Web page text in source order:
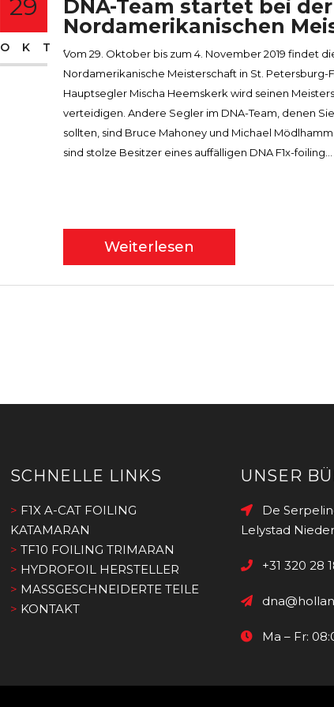
29
OKT.
DNA-Team startet bei der
Nordamerikanischen
Vom 29. Oktober bis zum 4. November 2019 findet
Nordamerikanische Meisterschaft in St. Petersburg-
Hauptsegler Mischa Heemskerk wird seinen
verteidigen. Andere Segler im DNA-Team, denen
sollten, sind Bruce Mahoney und Michael
sind stolze Besitzer eines auffälligen DNA F1x-foiling...
Weiterlesen
SCHNELLE LINKS
> F1X A-CAT FOILING
KATAMARAN
> TF10 FOILING TRIMARAN
> HYDROFOIL HERSTELLER
> MASSGESCHNEIDERTE TEILE
> KONTAKT
UNSER
De
Lelystad
+31 320 28
Ma – Fr: